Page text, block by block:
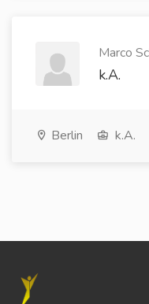
Marco
k.A.
Berlin k.A.